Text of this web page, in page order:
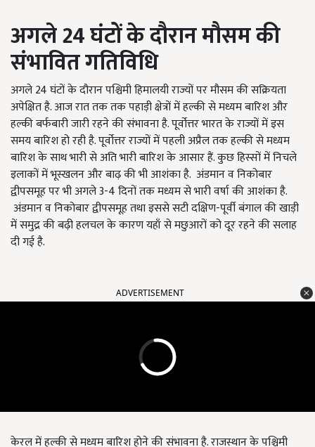
अगले24घंटों के दौरान मौसम की
संभावित गतिविधि
अगले 24 घंटों के दौरान पश्चिमी हिमालयी राज्यों पर मौसम की सक्रियता
अपेक्षित है. आज रात तक तक पहाड़ी क्षेत्रों में हल्की से मध्यम बारिश और
हल्की बर्फबारी जारी रहने की संभावना है. पूर्वोत्तर भारत के राज्यों में इस
समय बारिश हो रही है. पूर्वोत्तर राज्यों में पहली अप्रैल तक हल्की से मध्यम
बारिश के साथ भारी से अति भारी बारिश के आसार हैं. कुछ हिस्सों में निचले
इलाकों में भूस्खलन और बाढ़ की भी आशंका है. अंडमान व निकोबार
द्वीपसमूह पर भी अगले 3-4 दिनों तक मध्यम से भारी वर्षा की आशंका है.
अंडमान व निकोबार द्वीपसमूह तथा इससे सटी दक्षिण-पूर्वी बंगाल की खाड़ी
में समुद्र की बढ़ी हलचल के कारण यहाँ से मछुआरों को दूर रहने की सलाह
दी गई है.
ADVERTISEMENT
केरल में हल्की से मध्यम बारिश होने की संभावना है. राजस्थान के पश्चिमी